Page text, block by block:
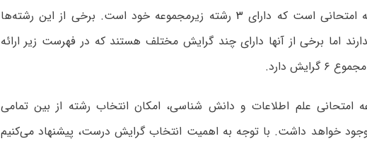
است که دارای ۳رشته زیرمجموعه خود است. برخی از این رشته‌ها
اما برخی از آنها دارای چند گرایش مختلف هستند که در فهرست زیر ارائه
دارد.
امتحانی علم اطلاعات و دانش شناسی، امکان انتخاب رشته از بین تمامی
خواهد داشت. با توجه به اهمیت انتخاب گرایش درست، پیشنهاد می‌کنیم